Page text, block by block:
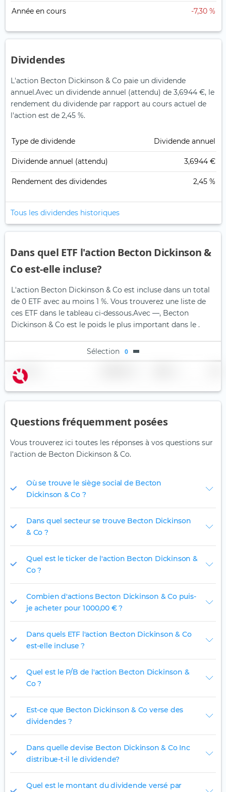
Année en cours -7,30 %
Dividendes
L'action Becton Dickinson & Co paie un dividende
annuel.Avec un dividende annuel (attendu) de 3,6944 €, le
rendement du dividende par rapport au cours actuel de
l'action est de 2,45 %.
Type de dividende Dividende annuel
Dividende annuel (attendu) 3,6944 €
Rendement des dividendes 2,45 %
Tous les dividendes historiques
Dans quel ETF l'action Becton Dickinson &
Co est-elle incluse?
L'action Becton Dickinson & Co est incluse dans un total
de 0 ETF avec au moins 1 %. Vous trouverez une liste de
ces ETF dans le tableau ci-dessous.Avec —, Becton
Dickinson & Co est le poids le plus important dans le .
Sélection 0
Nom
Questions fréquemment posées
Vous trouverez ici toutes les réponses à vos questions sur
l'action de Becton Dickinson & Co.
Où se trouve le siège social de Becton
Dickinson & Co ?
Dans quel secteur se trouve Becton Dickinson
& Co ?
Quel est le ticker de l'action Becton Dickinson &
Co ?
Combien d'actions Becton Dickinson & Co puis-
je acheter pour 1 000,00 € ?
Dans quels ETF l'action Becton Dickinson & Co
est-elle incluse ?
Quel est le P/B de l'action Becton Dickinson &
Co ?
Est-ce que Becton Dickinson & Co verse des
dividendes ?
Dans quelle devise Becton Dickinson & Co Inc
distribue-t-il le dividende?
Quel est le montant du dividende versé par